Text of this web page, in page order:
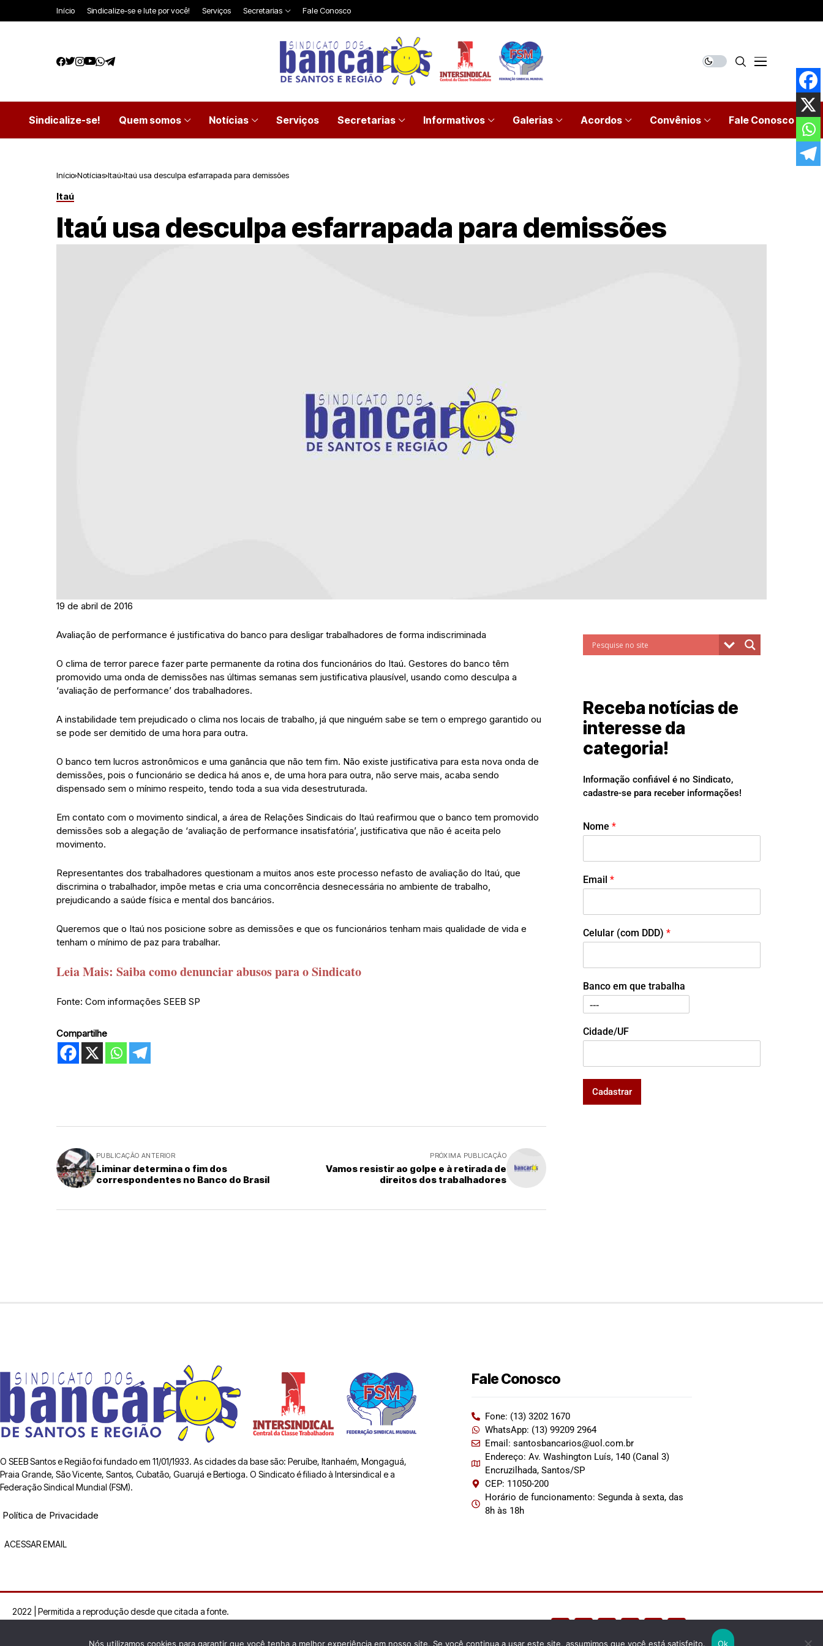
Início Sindicalize-se e lute por você! Serviços Secretarias Fale Conosco
Sindicalize-se! Quem somos Notícias Serviços Secretarias Informativos Galerias Acordos Convênios Fale Conosco
Início Notícias Itaú Itaú usa desculpa esfarrapada para demissões
Itaú
Itaú usa desculpa esfarrapada para demissões
19 de abril de 2016
Avaliação de performance é justificativa do banco para desligar trabalhadores de forma indiscriminada
O clima de terror parece fazer parte permanente da rotina dos funcionários do Itaú. Gestores do banco têm
promovido uma onda de demissões nas últimas semanas sem justificativa plausível, usando como desculpa a
‘avaliação de performance’ dos trabalhadores.
A instabilidade tem prejudicado o clima nos locais de trabalho, já que ninguém sabe se tem o emprego garantido ou
se pode ser demitido de uma hora para outra.
O banco tem lucros astronômicos e uma ganância que não tem fim. Não existe justificativa para esta nova onda de
demissões, pois o funcionário se dedica há anos e, de uma hora para outra, não serve mais, acaba sendo
dispensado sem o mínimo respeito, tendo toda a sua vida desestruturada.
Em contato com o movimento sindical, a área de Relações Sindicais do Itaú reafirmou que o banco tem promovido
demissões sob a alegação de ‘avaliação de performance insatisfatória’, justificativa que não é aceita pelo
movimento.
Representantes dos trabalhadores questionam a muitos anos este processo nefasto de avaliação do Itaú, que
discrimina o trabalhador, impõe metas e cria uma concorrência desnecessária no ambiente de trabalho,
prejudicando a saúde física e mental dos bancários.
Queremos que o Itaú nos posicione sobre as demissões e que os funcionários tenham mais qualidade de vida e
tenham o mínimo de paz para trabalhar.
Leia Mais: Saiba como denunciar abusos para o Sindicato
Fonte: Com informações SEEB SP
Compartilhe
PUBLICAÇÃO ANTERIOR
Liminar determina o fim dos
correspondentes no Banco do Brasil
PRÓXIMA PUBLICAÇÃO
Vamos resistir ao golpe e à retirada de
direitos dos trabalhadores
Receba notícias de
interesse da
categoria!
Informação confiável é no Sindicato,
cadastre-se para receber informações!
Nome *
Email *
Celular (com DDD) *
Banco em que trabalha
Cidade/UF
Cadastrar
O SEEB Santos e Região foi fundado em 11/01/1933. As cidades da base são: Peruíbe, Itanhaém, Mongaguá,
Praia Grande, São Vicente, Santos, Cubatão, Guarujá e Bertioga. O Sindicato é filiado à Intersindical e a
Federação Sindical Mundial (FSM).
Política de Privacidade
ACESSAR EMAIL
Fale Conosco
Fone: (13) 3202 1670
WhatsApp: (13) 99209 2964
Email: santosbancarios@uol.com.br
Endereço: Av. Washington Luís, 140 (Canal 3)
Encruzilhada, Santos/SP
CEP: 11050-200
Horário de funcionamento: Segunda à sexta, das
8h às 18h
2022 | Permitida a reprodução desde que citada a fonte.
Nós utilizamos cookies para garantir que você tenha a melhor experiência em nosso site. Se você continua a usar este site, assumimos que você está satisfeito. Ok